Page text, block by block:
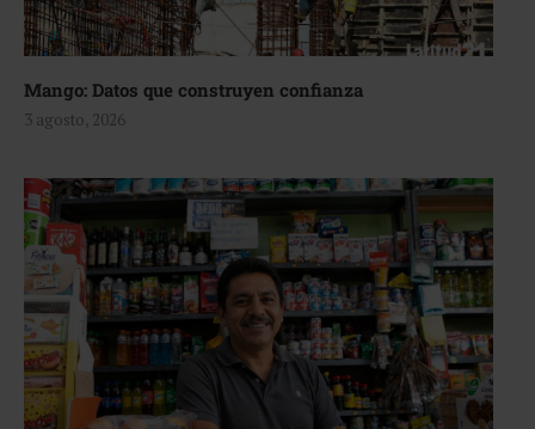
Mango: Datos que construyen confianza
3 agosto, 2026